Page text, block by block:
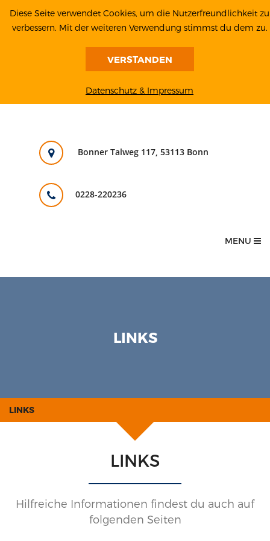
Bonner Talweg 117, 53113 Bonn
0228-220236
MENU
LINKS
LINKS
LINKS
Hilfreiche Informationen findest du auch auf
folgenden Seiten
Diese Seite verwendet Cookies, um die Nutzerfreundlichkeit zu
verbessern. Mit der weiteren Verwendung stimmst du dem zu.
VERSTANDEN
Datenschutz & Impressum